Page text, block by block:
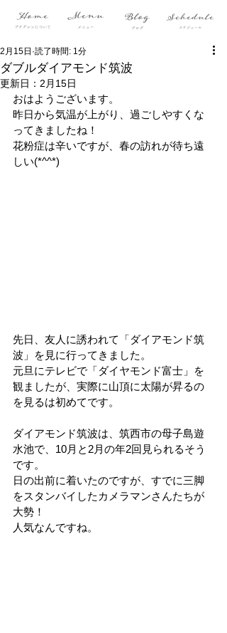
ダブルダイアモンド筑波
2月15日 読了時間: 1分
更新日： 2月15日
おはようございます。
昨日から気温が上がり、過ごしやすくな
ってきましたね！
花粉症は辛いですが、春の訪れが待ち遠
しい(*^^*)
先日、友人に誘われて「ダイアモンド筑
波」を見に行ってきました。
元旦にテレビで「ダイヤモンド富士」を
観ましたが、実際に山頂に太陽が昇るの
を見るは初めてです。
ダイアモンド筑波は、筑西市の母子島遊
水池で、10月と2月の年2回見られるそう
です。
日の出前に着いたのですが、すでに三脚
をスタンバイしたカメラマンさんたちが
大勢！
人気なんですね。